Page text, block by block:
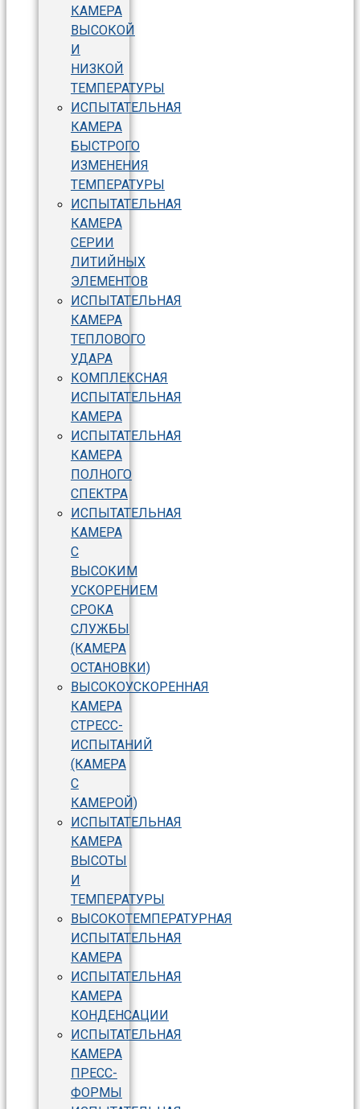
КАМЕРА
ВЫСОКОЙ
И
НИЗКОЙ
ТЕМПЕРАТУРЫ
ИСПЫТАТЕЛЬНАЯ
КАМЕРА
БЫСТРОГО
ИЗМЕНЕНИЯ
ТЕМПЕРАТУРЫ
ИСПЫТАТЕЛЬНАЯ
КАМЕРА
СЕРИИ
ЛИТИЙНЫХ
ЭЛЕМЕНТОВ
ИСПЫТАТЕЛЬНАЯ
КАМЕРА
ТЕПЛОВОГО
УДАРА
КОМПЛЕКСНАЯ
ИСПЫТАТЕЛЬНАЯ
КАМЕРА
ИСПЫТАТЕЛЬНАЯ
КАМЕРА
ПОЛНОГО
СПЕКТРА
ИСПЫТАТЕЛЬНАЯ
КАМЕРА
С
ВЫСОКИМ
УСКОРЕНИЕМ
СРОКА
СЛУЖБЫ
(КАМЕРА
ОСТАНОВКИ)
ВЫСОКОУСКОРЕННАЯ
КАМЕРА
СТРЕСС-
ИСПЫТАНИЙ
(КАМЕРА
С
КАМЕРОЙ)
ИСПЫТАТЕЛЬНАЯ
КАМЕРА
ВЫСОТЫ
И
ТЕМПЕРАТУРЫ
ВЫСОКОТЕМПЕРАТУРНАЯ
ИСПЫТАТЕЛЬНАЯ
КАМЕРА
ИСПЫТАТЕЛЬНАЯ
КАМЕРА
КОНДЕНСАЦИИ
ИСПЫТАТЕЛЬНАЯ
КАМЕРА
ПРЕСС-
ФОРМЫ